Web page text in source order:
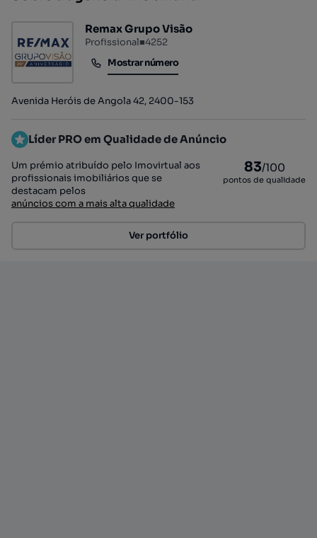
Remax Grupo Visão
Profissional■4252
Mostrar número
Mostrar número
Avenida Heróis de Angola 42, 2400-153
Líder PRO em Qualidade de Anúncio
Um prémio atribuído pelo Imovirtual aos
profissionais imobiliários que se
destacam pelos
anúncios com a mais alta qualidade
83/100
pontos de qualidade
Ver portfólio